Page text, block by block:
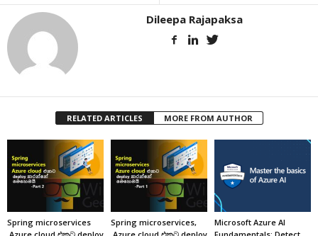
Dileepa Rajapaksa
RELATED ARTICLES MORE FROM AUTHOR
Spring microservices
Spring microservices,
Microsoft Azure AI